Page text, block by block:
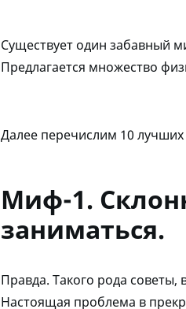
Существует один забавный
Предлагается множество
Далее перечислим 10
Миф-1.
заниматься.
Правда. Такого рода
Настоящая проблема в